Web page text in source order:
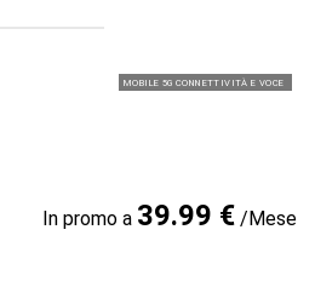
MOBILE 5G CONNETTIVITÀ E VOCE
In promo a 39.99 €/Mese